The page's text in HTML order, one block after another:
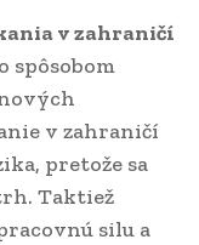
v zahraničí
v zahraničí
pretože sa
Taktiež
silu a